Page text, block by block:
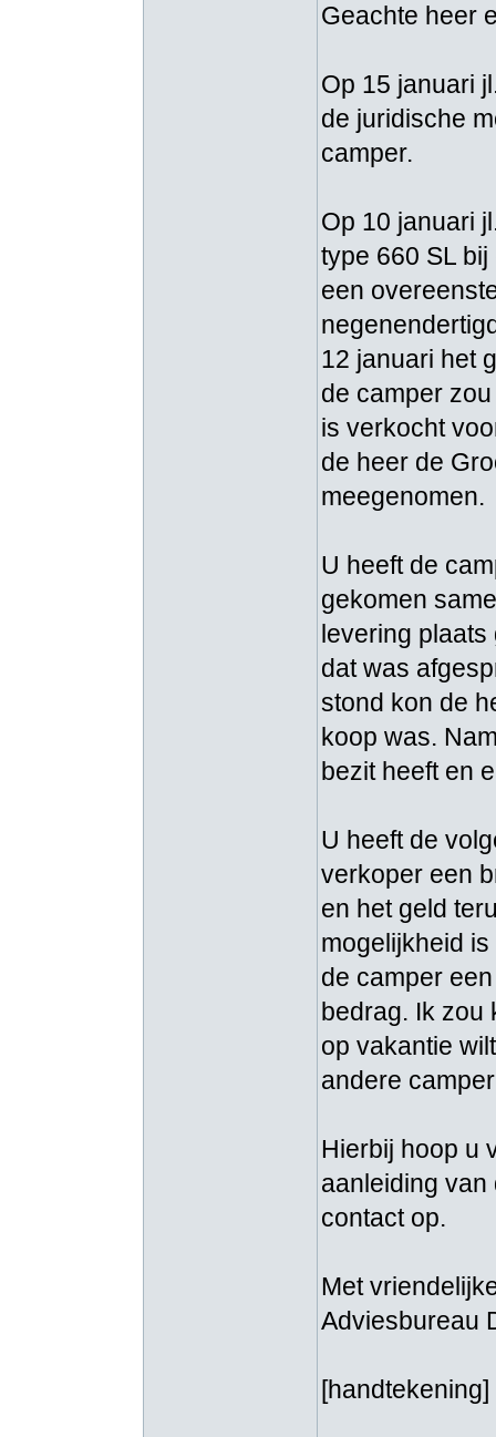
Geachte heer
Op 15 januari
de juridische
camper.
Op 10 januari
type 660 SL
een
12 januari het
de camper
is verkocht
de heer de
meegenomen.
U heeft de
gekomen
levering
dat was
stond kon de
koop was.
bezit heeft en
U heeft de
verkoper een
en het geld
mogelijkheid
de camper
bedrag. Ik zou
op vakantie
andere
Hierbij hoop u
aanleiding
contact op.
Met
Adviesbureau
[handtekening]